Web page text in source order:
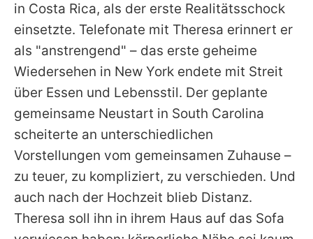
in Costa Rica, als der erste Realitätsschock
einsetzte. Telefonate mit Theresa erinnert er
als "anstrengend" – das erste geheime
Wiedersehen in New York endete mit Streit
über Essen und Lebensstil. Der geplante
gemeinsame Neustart in South Carolina
scheiterte an unterschiedlichen
Vorstellungen vom gemeinsamen Zuhause –
zu teuer, zu kompliziert, zu verschieden. Und
auch nach der Hochzeit blieb Distanz.
Theresa soll ihn in ihrem Haus auf das Sofa